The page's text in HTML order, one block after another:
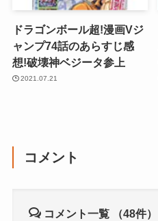
ドラゴンボール超!漫画Vジ
ャンプ74話のあらすじ感
想!破壊神ベジータ参上
2021.07.21
コメント
コメント一覧 （48件）